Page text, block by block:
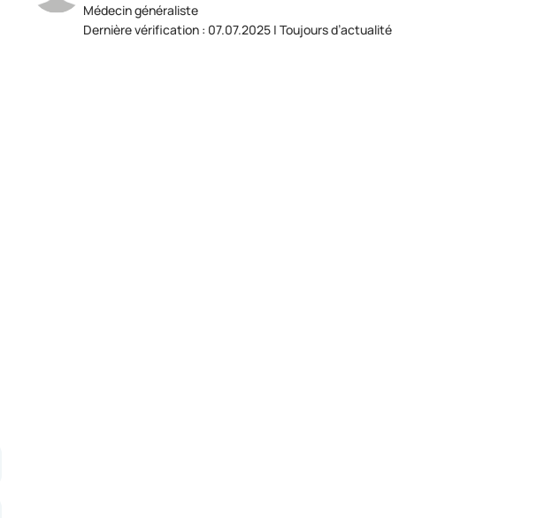
Médecin généraliste
Dernière vérification : 07.07.2025 | Toujours d’actualité